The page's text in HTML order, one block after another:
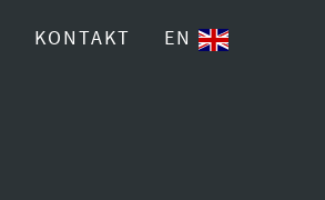
KONTAKT EN